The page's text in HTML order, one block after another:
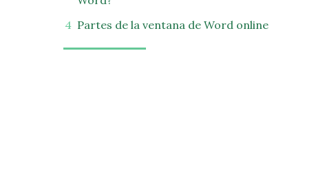
Partes de la ventana de Word online